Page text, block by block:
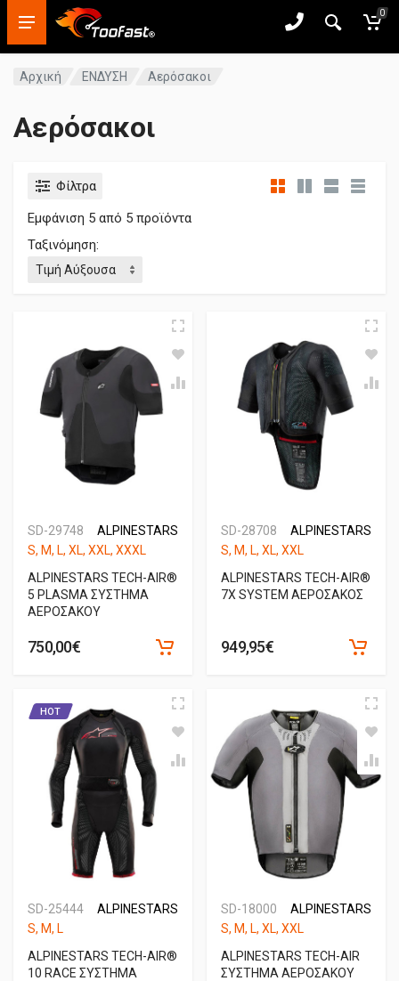
0
Αρχική ΕΝΔΥΣΗ Αερόσακοι
Αερόσακοι
Φίλτρα
Εμφάνιση 5 από 5 προϊόντα
Ταξινόμηση:
SD-29748
ALPINESTARS
S, M, L, XL, XXL, XXXL
ALPINESTARS TECH-AIR®
5 PLASMA ΣΥΣΤΗΜΑ
ΑΕΡΟΣΑΚΟΥ
750,00€
SD-28708
ALPINESTARS
S, M, L, XL, XXL
ALPINESTARS TECH-AIR®
7X SYSTEM ΑΕΡΟΣΑΚΟΣ
949,95€
SD-25444
ALPINESTARS
S, M, L
HOT
ALPINESTARS TECH-AIR®
10 RACE ΣΥΣΤΗΜΑ
SD-18000
ALPINESTARS
S, M, L, XL, XXL
ALPINESTARS TECH-AIR
ΣΥΣΤΗΜΑ ΑΕΡΟΣΑΚΟΥ